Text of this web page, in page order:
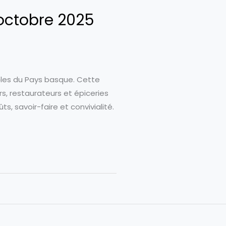
2025
du Pays basque. Cette
restaurateurs et épiceries
savoir-faire et convivialité.